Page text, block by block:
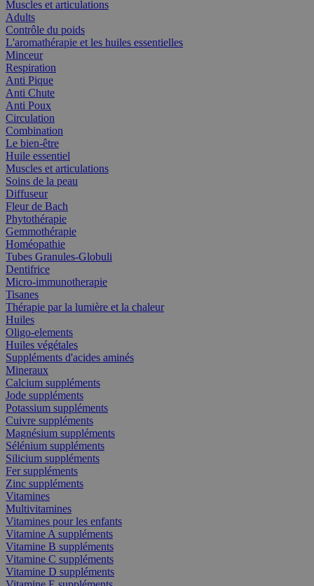
Muscles et articulations
Adults
Contrôle du poids
L'aromathérapie et les huiles essentielles
Minceur
Respiration
Anti Pique
Anti Chute
Anti Poux
Circulation
Combination
Le bien-être
Huile essentiel
Muscles et articulations
Soins de la peau
Diffuseur
Fleur de Bach
Phytothérapie
Gemmothérapie
Homéopathie
Tubes Granules-Globuli
Dentifrice
Micro-immunotherapie
Tisanes
Thérapie par la lumière et la chaleur
Huiles
Oligo-elements
Huiles végétales
Suppléments d'acides aminés
Mineraux
Calcium suppléments
Jode suppléments
Potassium suppléments
Cuivre suppléments
Magnésium suppléments
Sélénium suppléments
Silicium suppléments
Fer suppléments
Zinc suppléments
Vitamines
Multivitamines
Vitamines pour les enfants
Vitamine A suppléments
Vitamine B suppléments
Vitamine C suppléments
Vitamine D suppléments